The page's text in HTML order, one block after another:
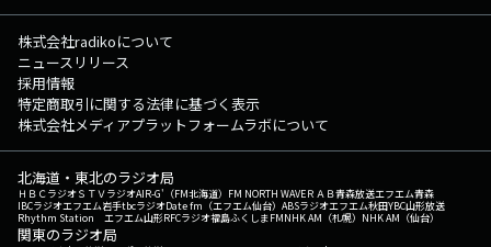
株式会社radikoについて
ニュースリリース
採用情報
特定商取引に関する法律に基づく表示
株式会社メディアプラットフォームラボについて
北海道・東北のラジオ局
ＨＢＣラジオＳＴＶラジオAIR-G'（FM北海道） FM NORTH WAVEＲＡＢ青森放送エフエム青森
IBCラジオエフエム岩手tbcラジオDate fm（エフエム仙台） ABSラジオエフエム秋田YBC山形放送
Rhythm Station エフエム山形RFCラジオ福島ふくしまFMNHK AM（札幌） NHK AM（仙台）
関東のラジオ局